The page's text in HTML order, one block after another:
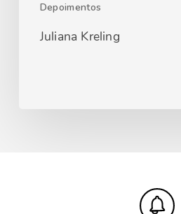
Depoimentos
Juliana Kreling